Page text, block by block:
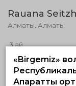
Rauana
Алматы, Алматы
3 ай
Әлеуметтік
«Birgemiz»
Ақпараттық